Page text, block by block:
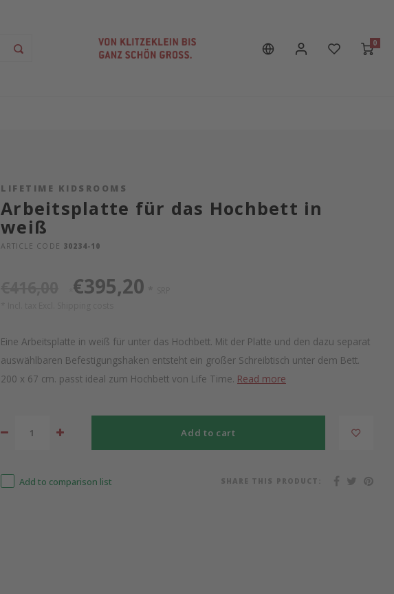
0
LIFETIME KIDSROOMS
Arbeitsplatte für das Hochbett in
weiß
ARTICLE CODE 30234-10
€395,20
Eine Arbeitsplatte in weiß für unter das Hochbett. Mit der Platte und den dazu separat
auswählbaren Befestigungshaken entsteht ein großer Schreibtisch unter dem Bett.
200 x 67 cm. passt ideal zum Hochbett von Life Time. Read more
Add to cart
Add to comparison list SHARE THIS PRODUCT: